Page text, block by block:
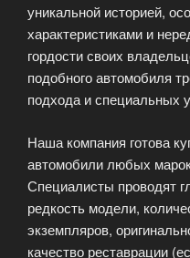
уникальной историей,
характеристиками и
гордости своих
подобного автомобиля
подхода и специальных
Наша компания готова
автомобили любых
Специалисты проводят
редкость модели,
экземпляров,
качество реставрации